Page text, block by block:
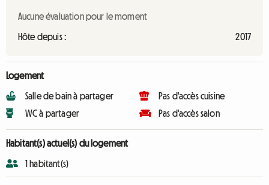
Aucune évaluation pour le moment
Hôte depuis : 2017
Logement
Salle de bain à partager
WC à partager
Pas d'accès cuisine
Pas d'accès salon
Habitant(s) actuel(s) du logement
1 habitant(s)